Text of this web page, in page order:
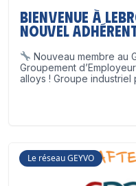
Bienvenue à
nouvel
Nouveau membre au
Groupement
alloys ! Groupe industriel
Le réseau GEYVO